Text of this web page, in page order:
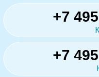
+7
+7